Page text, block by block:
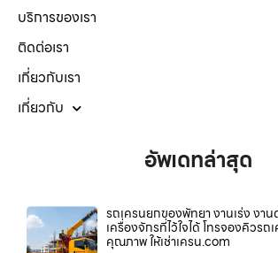
บริการของเรา
ติดต่อเรา
เกี่ยวกับเรา
เกี่ยวกับ
อัพเดทล่าสุด
รถเครนยกของพัทยา งานเร่ง งา
เครื่องจักรที่ไว้ใจได้ โทรจองคิวรถ
คุณภาพ ให้เช่าเครน.com